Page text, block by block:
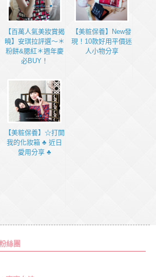
【百萬人氣美妝賞揭
曉】安琪拉評選～＊
粉餅&腮紅＊週年慶
必BUY！
【美粧保養】New發
現！10款好用平價迷
人小物分享
【美粧保養】☆打開
我的化妝箱 ♣ 近日
愛用分享 ♣
絲團